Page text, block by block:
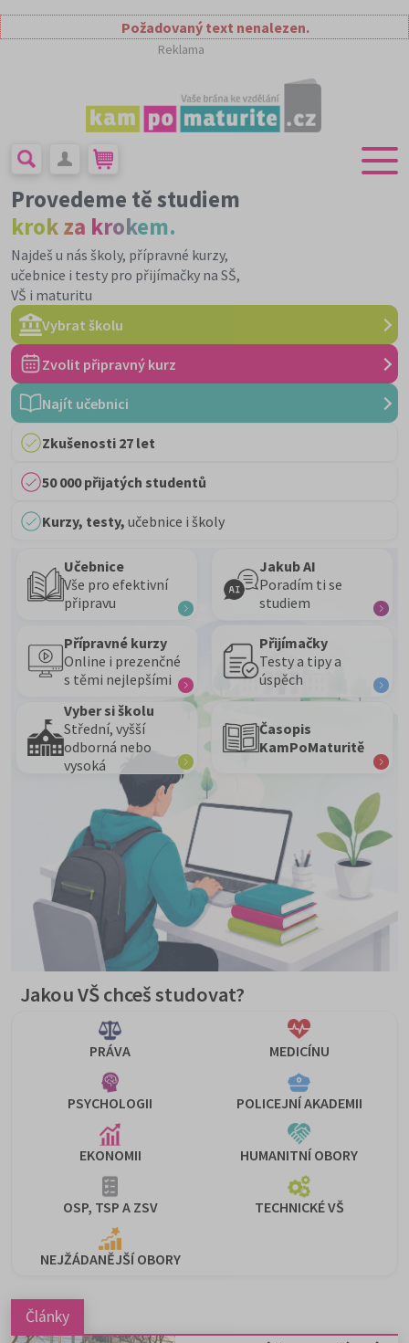
Požadovaný text nenalezen.
Reklama
Provedeme tě studiem
krok za krokem.
Najdeš u nás školy, přípravné kurzy,
učebnice i testy pro přijímačky na SŠ,
VŠ i maturitu
Vybrat školu
Zvolit připravný kurz
Najít učebnici
Zkušenosti 27 let
50 000 přijatých studentů
Kurzy, testy, učebnice i školy
Učebnice
Vše pro efektivní
připravu
Přípravné kurzy
Online i prezenčné
s těmi nejlepšími
Vyber si školu
Střední, vyšší
odborná nebo
vysoká
Jakub AI
Poradím ti se
studiem
Přijímačky
Testy a tipy a
úspěch
Časopis
KamPoMaturitě
Jakou VŠ chceš studovat?
PRÁVA MEDICÍNU
PSYCHOLOGII POLICEJNÍ AKADEMII
EKONOMII HUMANITNÍ OBORY
OSP, TSP A ZSV TECHNICKÉ VŠ
NEJŽÁDANĚJŠÍ OBORY
Články